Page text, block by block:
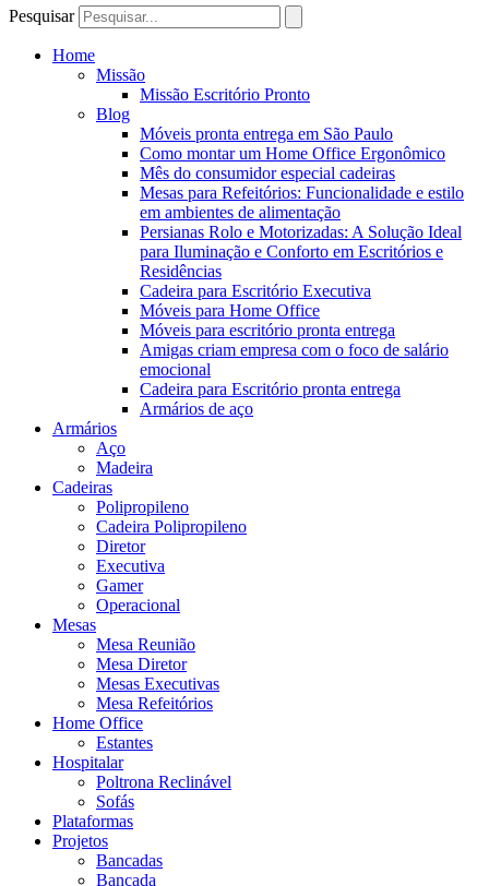
Pesquisar
Home
Missão
Missão Escritório Pronto
Blog
Móveis pronta entrega em São Paulo
Como montar um Home Office Ergonômico
Mês do consumidor especial cadeiras
Mesas para Refeitórios: Funcionalidade e estilo
em ambientes de alimentação
Persianas Rolo e Motorizadas: A Solução Ideal
para Iluminação e Conforto em Escritórios e
Residências
Cadeira para Escritório Executiva
Móveis para Home Office
Móveis para escritório pronta entrega
Amigas criam empresa com o foco de salário
emocional
Cadeira para Escritório pronta entrega
Armários de aço
Armários
Aço
Madeira
Cadeiras
Polipropileno
Cadeira Polipropileno
Diretor
Executiva
Gamer
Operacional
Mesas
Mesa Reunião
Mesa Diretor
Mesas Executivas
Mesa Refeitórios
Home Office
Estantes
Hospitalar
Poltrona Reclinável
Sofás
Plataformas
Projetos
Bancadas
Bancada